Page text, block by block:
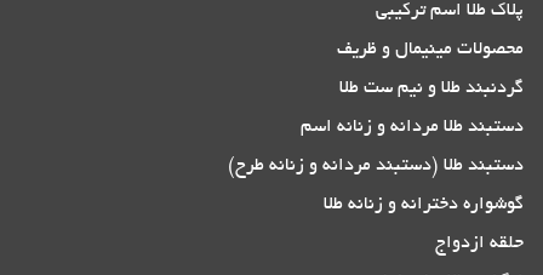
پلاک طلا اسم ترکیبی
محصولات مینیمال و ظریف
گردنبند طلا و نیم ست طلا
دستبند طلا مردانه و زنانه اسم
دستبند طلا (دستبند مردانه و زنانه طرح)
گوشواره دخترانه و زنانه طلا
حلقه ازدواج